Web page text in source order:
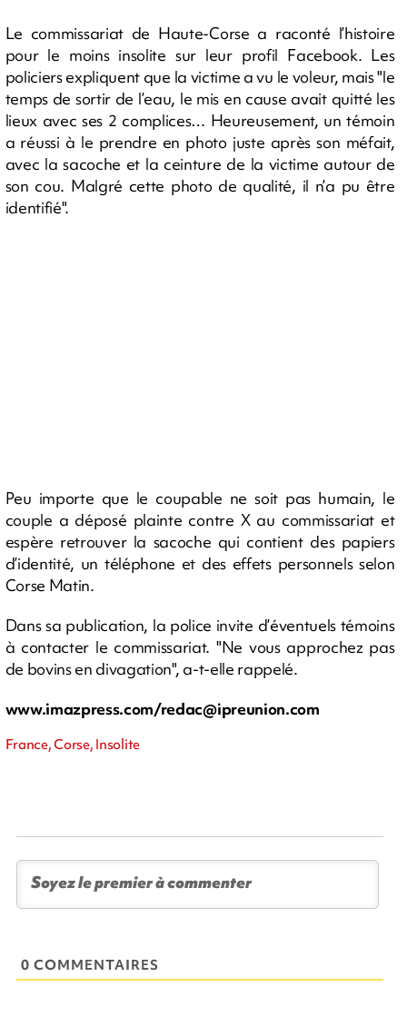
Le commissariat de Haute-Corse a raconté l’histoire
pour le moins insolite sur leur profil Facebook. Les
policiers expliquent que la victime a vu le voleur, mais "le
temps de sortir de l’eau, le mis en cause avait quitté les
lieux avec ses 2 complices… Heureusement, un témoin
a réussi à le prendre en photo juste après son méfait,
avec la sacoche et la ceinture de la victime autour de
son cou. Malgré cette photo de qualité, il n’a pu être
identifié".
Peu importe que le coupable ne soit pas humain, le
couple a déposé plainte contre X au commissariat et
espère retrouver la sacoche qui contient des papiers
d’identité, un téléphone et des effets personnels selon
Corse Matin.
Dans sa publication, la police invite d’éventuels témoins
à contacter le commissariat. "Ne vous approchez pas
de bovins en divagation", a-t-elle rappelé.
www.imazpress.com/redac@ipreunion.com
France, Corse, Insolite
0 COMMENTAIRES